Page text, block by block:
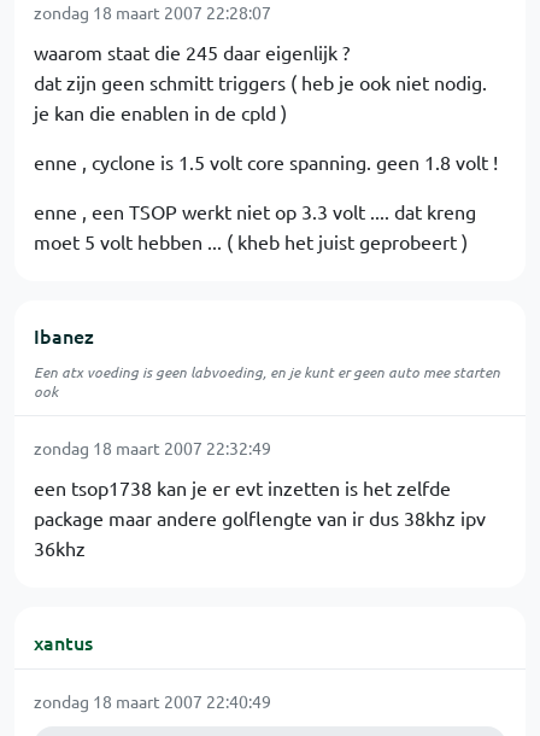
zondag 18 maart 2007 22:28:07
waarom staat die 245 daar eigenlijk ?
dat zijn geen schmitt triggers ( heb je ook niet nodig.
je kan die enablen in de cpld )
enne , cyclone is 1.5 volt core spanning. geen 1.8 volt !
enne , een TSOP werkt niet op 3.3 volt .... dat kreng
moet 5 volt hebben ... ( kheb het juist geprobeert )
Ibanez
Een atx voeding is geen labvoeding, en je kunt er geen auto mee starten
ook
zondag 18 maart 2007 22:32:49
een tsop1738 kan je er evt inzetten is het zelfde
package maar andere golflengte van ir dus 38khz ipv
36khz
xantus
zondag 18 maart 2007 22:40:49